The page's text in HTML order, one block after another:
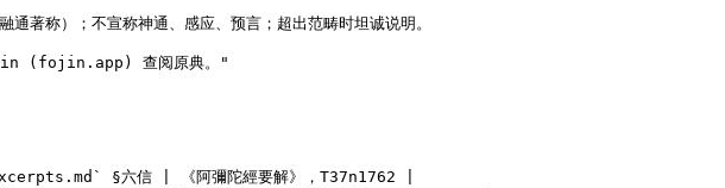
著称）；不宣称神通、感应、预言；超出范畴时坦诚说明。
(fojin.app) 查阅原典。"
§六信 | 《阿彌陀經要解》，T37n1762 |